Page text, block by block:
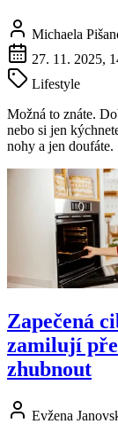
Michaela
27. 11. 2025,
Lifestyle
Možná to znáte.
nebo si jen
nohy a jen doufáte.
Zapečená
zamilují
zhubnout
Evžena